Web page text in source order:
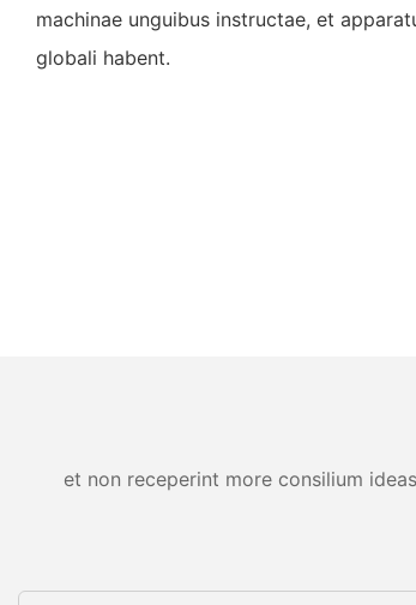
machinae unguibus instructae, et
globali habent.
et non receperint more consilium